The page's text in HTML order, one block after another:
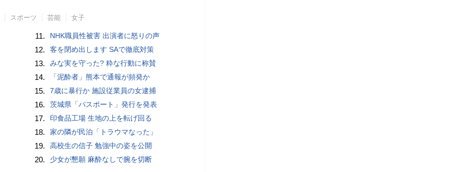
スポーツ 芸能 女子
11. NHK職員性被害 出演者に怒りの声
12. 客を閉め出します SAで徹底対策
13. みな実を守った? 粋な行動に称賛
14. 「泥酔者」熊本で通報が頻発か
15. 7歳に暴行か 施設従業員の女逮捕
16. 茨城県「パスポート」発行を発表
17. 印食品工場 生地の上を転げ回る
18. 家の隣が民泊「トラウマなった」
19. 高校生の信子 勉強中の姿を公開
20. 少女が懇願 麻酔なしで腕を切断